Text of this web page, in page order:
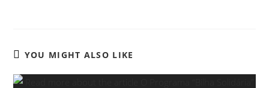
YOU MIGHT ALSO LIKE